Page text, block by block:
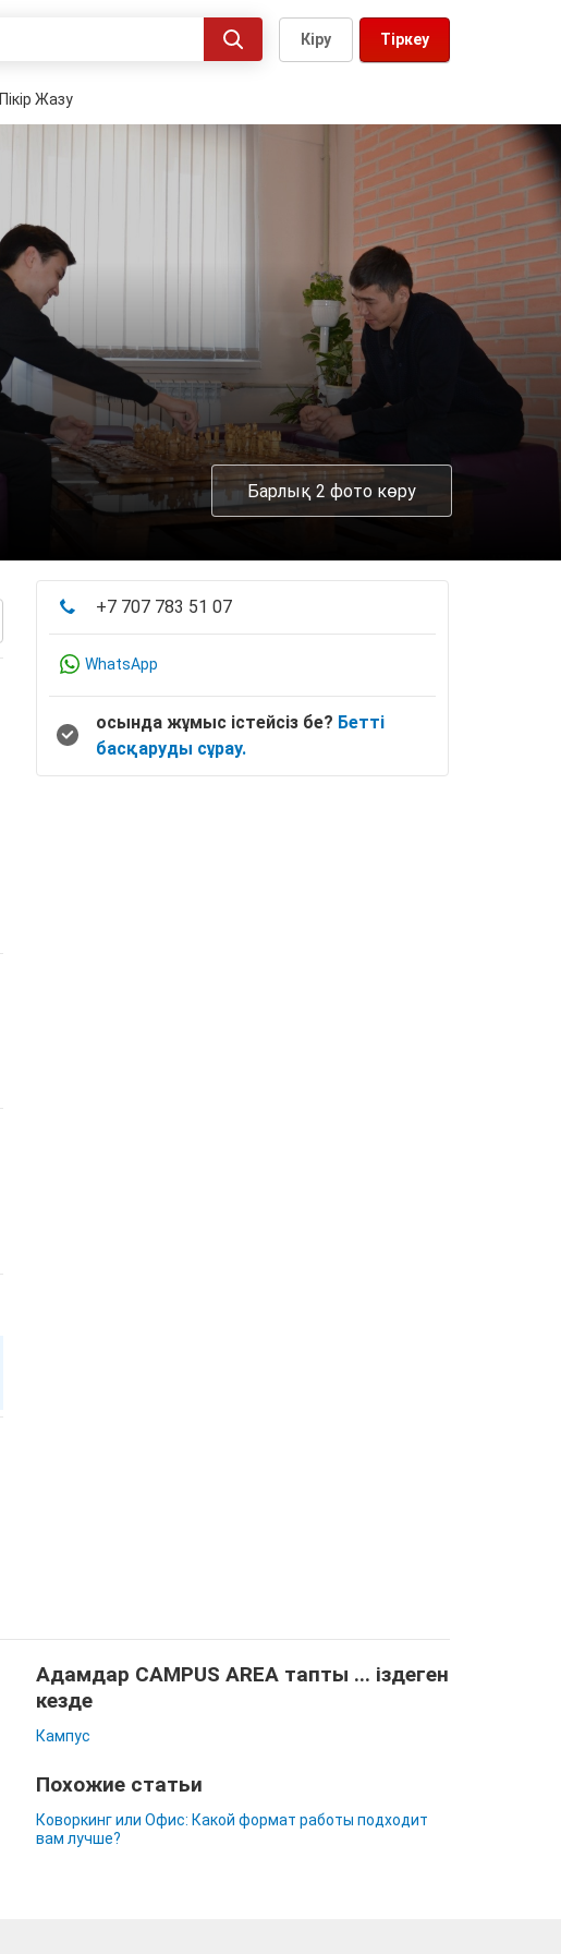
Тіркеу
Кіру
Пікір Жазу
Барлық 2 фото көру
+7 707 783 51 07
WhatsApp
осында жұмыс істейсіз бе? Бетті
басқаруды сұрау.
Адамдар CAMPUS AREA тапты ... іздеген
кезде
Кампус
Похожие статьи
Коворкинг или Офис: Какой формат работы подходит
вам лучше?